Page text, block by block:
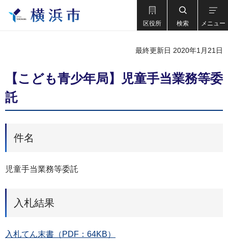
区役所 検索 メニュー
最終更新日 2020年1月21日
【こども青少年局】児童手当業務等委
託
件名
児童手当業務等委託
入札結果
入札てん末書（PDF：64KB）